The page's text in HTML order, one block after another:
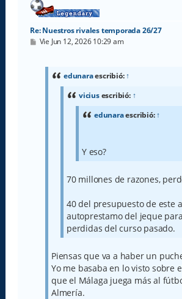
Re: Nuestros rivales temporada 26/27
M
Vie Jun 12, 2026 10:29 am
edunaraescribió:↑
viciusescribió: ↑
edunaraescribió:↑
Y eso?
70 millones de razones,
40 del presupuesto de este
autoprestamo del jeque
perdidas del curso pasado.
Piensas que va a haber un
Yo me basaba en lo visto sobre
que el Málaga juega más al
Almería.